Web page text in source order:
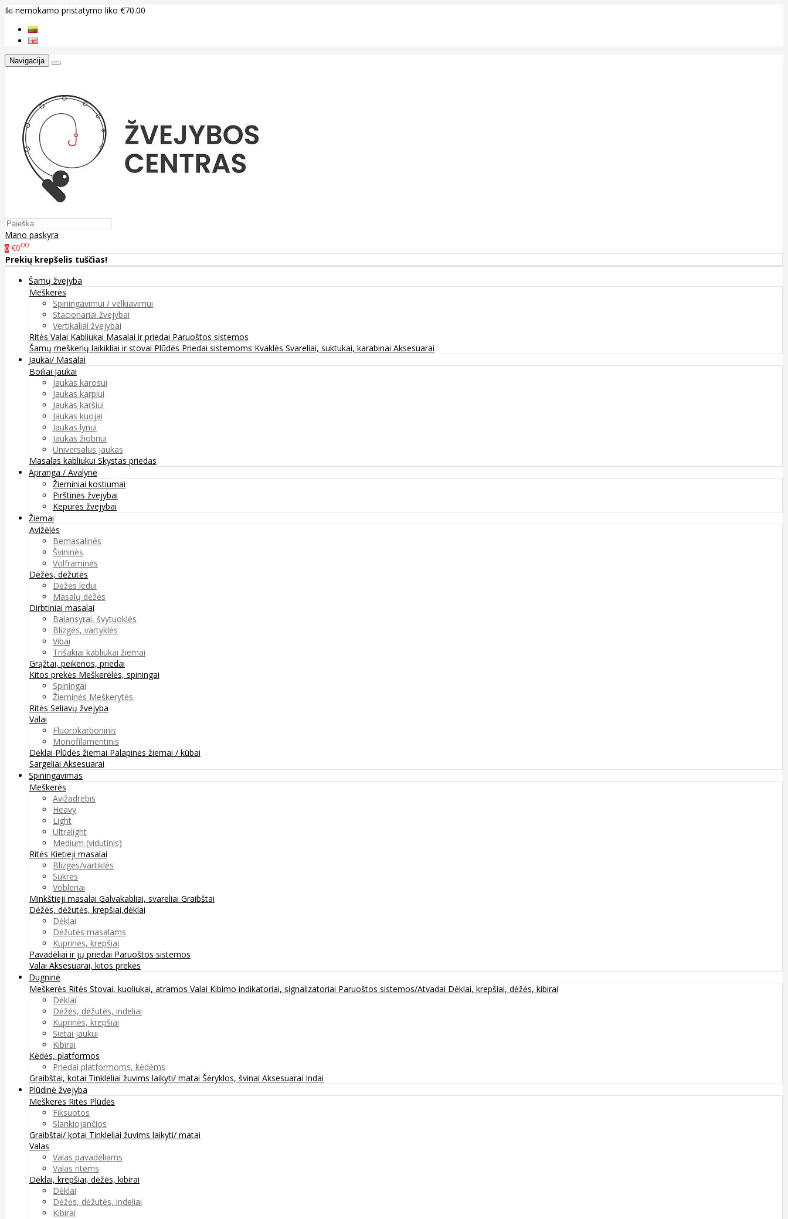
Iki nemokamo pristatymo liko €70.00
Navigacija
Mano paskyra
0 €000
Prekių krepšelis tuščias!
Šamų žvejyba
Meškerės
Spiningavimui / velkiavimui
Stacionariai žvejybai
Vertikaliai žvejybai
Ritės Valai Kabliukai Masalai ir priedai Paruoštos sistemos
Šamų meškerių laikikliai ir stovai Plūdės Priedai sistemoms Kvaklės Svareliai, suktukai, karabinai Aksesuarai
Jaukai/ Masalai
Boiliai Jaukai
Jaukas karosui
Jaukas karpiui
Jaukas karšiui
Jaukas kuojai
Jaukas lynui
Jaukas žiobriui
Universalus jaukas
Masalas kabliukui Skystas priedas
Apranga / Avalynė
Žieminiai kostiumai
Pirštinės žvejybai
Kepurės žvejybai
Žiemai
Avižėlės
Bemasalinės
Švininės
Volframinės
Dėžės, dėžutės
Dėžės ledui
Masalų dėžės
Dirbtiniai masalai
Balansyrai, švytuoklės
Blizgės, vartyklės
Vibai
Trišakiai kabliukai žiemai
Grąžtai, peikenos, priedai
Kitos prekės Meškerėlės, spiningai
Spiningai
Žieminės Meškerytės
Ritės Seliavų žvejyba
Valai
Fluorokarboninis
Monofilamentinis
Dėklai Plūdės žiemai Palapinės žiemai / kūbai
Sargeliai Aksesuarai
Spiningavimas
Meškerės
Avižadrebis
Heavy
Light
Ultralight
Medium (vidutinis)
Ritės Kietieji masalai
Blizgės/vartiklės
Sukrės
Vobleriai
Minkštieji masalai Galvakabliai, svareliai Graibštai
Dėžės, dėžutės, krepšiai,dėklai
Dėklai
Dėžutės masalams
Kuprinės, krepšiai
Pavadėliai ir jų priedai Paruoštos sistemos
Valai Aksesuarai, kitos prekės
Dugninė
Meškerės Ritės Stovai, kuoliukai, atramos Valai Kibimo indikatoriai, signalizatoriai Paruoštos sistemos/Atvadai Dėklai, krepšiai, dėžės, kibirai
Dėklai
Dėžės, dėžutės, indeliai
Kuprinės, krepšiai
Sietai jaukui
Kibirai
Kėdės, platformos
Priedai platformoms, kėdėms
Graibštai, kotai Tinkleliai žuvims laikyti/ matai Šėryklos, švinai Aksesuarai Indai
Plūdinė žvejyba
Meškerės Ritės Plūdės
Fiksuotos
Slankiojančios
Graibštai/ kotai Tinkleliai žuvims laikyti/ matai
Valas
Valas pavadėliams
Valas ritėms
Dėklai, krepšiai, dėžės, kibirai
Dėklai
Dėžės, dėžutės, indeliai
Kibirai